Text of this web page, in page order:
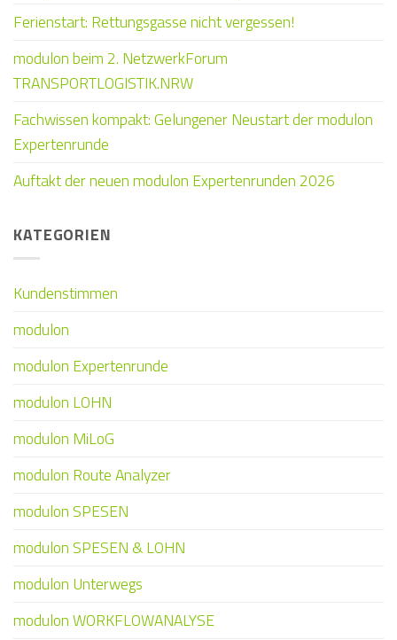
Ferienstart: Rettungsgasse nicht vergessen!
modulon beim 2. NetzwerkForum
TRANSPORTLOGISTIK.NRW
Fachwissen kompakt: Gelungener Neustart der modulon
Expertenrunde
Auftakt der neuen modulon Expertenrunden 2026
KATEGORIEN
Kundenstimmen
modulon
modulon Expertenrunde
modulon LOHN
modulon MiLoG
modulon Route Analyzer
modulon SPESEN
modulon SPESEN & LOHN
modulon Unterwegs
modulon WORKFLOWANALYSE